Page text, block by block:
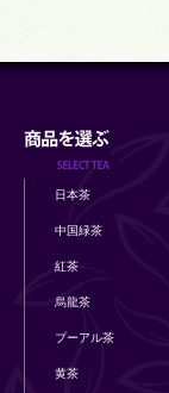
日本茶
中国緑茶
紅茶
烏龍茶
プーアル茶
黄茶